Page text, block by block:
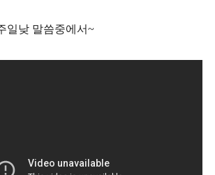
일낮 말씀중에서~